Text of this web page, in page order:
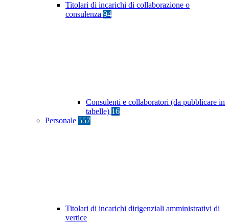
Titolari di incarichi di collaborazione o
consulenza 94
Consulenti e collaboratori (da pubblicare in
tabelle) 16
Personale 557
Titolari di incarichi dirigenziali amministrativi di
vertice